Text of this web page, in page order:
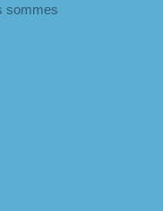
sommes